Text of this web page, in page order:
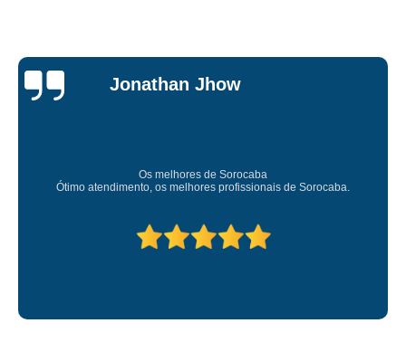
Jonathan Jhow
Os melhores de Sorocaba
atendimento, os melhores profissionais de Sorocaba.